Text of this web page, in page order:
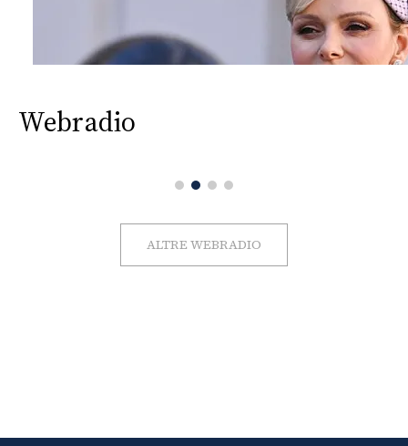
Webradio
ALTRE WEBRADIO